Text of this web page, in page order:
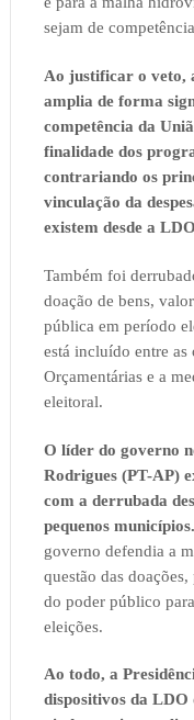
sejam de
Ao justificar o veto,
amplia de forma
competência da
finalidade dos
contrariando os
vinculação da
existem desde a
Também foi
doação de bens,
pública em período
está incluído entre
Orçamentárias e a
eleitoral.
O líder do governo
Rodrigues (PT-AP)
com a derrubada
pequenos municípios.
governo defendia a
questão das
do poder público
eleições.
Ao todo, a
dispositivos da LDO